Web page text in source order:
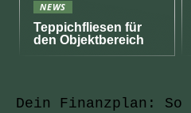
NEWS
Teppichfliesen für
den Objektbereich
Dein Finanzplan: So